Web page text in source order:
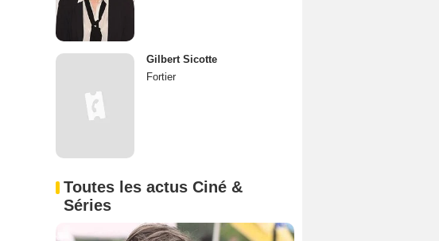
Gilbert Sicotte
Fortier
Toutes les actus Ciné &
Séries